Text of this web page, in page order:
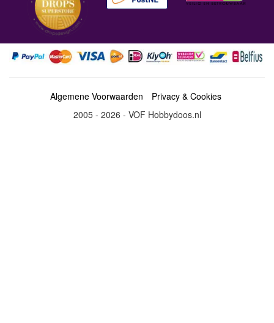
Algemene Voorwaarden
Privacy & Cookies
2005 - 2026 - VOF Hobbydoos.nl